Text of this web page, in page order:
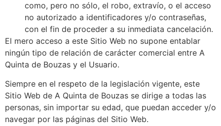
como, pero no sólo, el robo, extravío, o el acceso
no autorizado a identificadores y/o contraseñas,
con el fin de proceder a su inmediata cancelación.
El mero acceso a este Sitio Web no supone entablar
ningún tipo de relación de carácter comercial entre A
Quinta de Bouzas y el Usuario.
Siempre en el respeto de la legislación vigente, este
Sitio Web de A Quinta de Bouzas se dirige a todas las
personas, sin importar su edad, que puedan acceder y/o
navegar por las páginas del Sitio Web.